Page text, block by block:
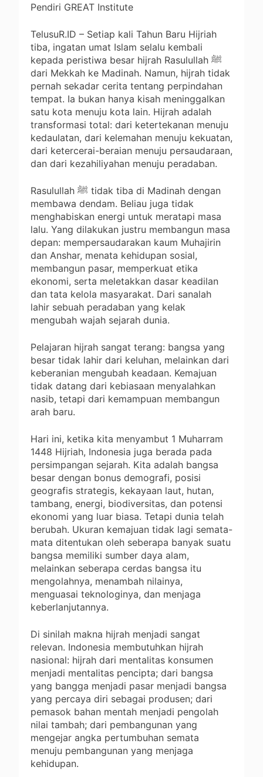
Pendiri GREAT Institute
TelusuR.ID – Setiap kali Tahun Baru Hijriah
tiba, ingatan umat Islam selalu kembali
kepada peristiwa besar hijrah Rasulullah ﷺ
dari Mekkah ke Madinah. Namun, hijrah tidak
pernah sekadar cerita tentang perpindahan
tempat. Ia bukan hanya kisah meninggalkan
satu kota menuju kota lain. Hijrah adalah
transformasi total: dari ketertekanan menuju
kedaulatan, dari kelemahan menuju kekuatan,
dari ketercerai-beraian menuju persaudaraan,
dan dari kezahiliyahan menuju peradaban.
Rasulullah ﷺ tidak tiba di Madinah dengan
membawa dendam. Beliau juga tidak
menghabiskan energi untuk meratapi masa
lalu. Yang dilakukan justru membangun masa
depan: mempersaudarakan kaum Muhajirin
dan Anshar, menata kehidupan sosial,
membangun pasar, memperkuat etika
ekonomi, serta meletakkan dasar keadilan
dan tata kelola masyarakat. Dari sanalah
lahir sebuah peradaban yang kelak
mengubah wajah sejarah dunia.
Pelajaran hijrah sangat terang: bangsa yang
besar tidak lahir dari keluhan, melainkan dari
keberanian mengubah keadaan. Kemajuan
tidak datang dari kebiasaan menyalahkan
nasib, tetapi dari kemampuan membangun
arah baru.
Hari ini, ketika kita menyambut 1 Muharram
1448 Hijriah, Indonesia juga berada pada
persimpangan sejarah. Kita adalah bangsa
besar dengan bonus demografi, posisi
geografis strategis, kekayaan laut, hutan,
tambang, energi, biodiversitas, dan potensi
ekonomi yang luar biasa. Tetapi dunia telah
berubah. Ukuran kemajuan tidak lagi semata-
mata ditentukan oleh seberapa banyak suatu
bangsa memiliki sumber daya alam,
melainkan seberapa cerdas bangsa itu
mengolahnya, menambah nilainya,
menguasai teknologinya, dan menjaga
keberlanjutannya.
Di sinilah makna hijrah menjadi sangat
relevan. Indonesia membutuhkan hijrah
nasional: hijrah dari mentalitas konsumen
menjadi mentalitas pencipta; dari bangsa
yang bangga menjadi pasar menjadi bangsa
yang percaya diri sebagai produsen; dari
pemasok bahan mentah menjadi pengolah
nilai tambah; dari pembangunan yang
mengejar angka pertumbuhan semata
menuju pembangunan yang menjaga
kehidupan.